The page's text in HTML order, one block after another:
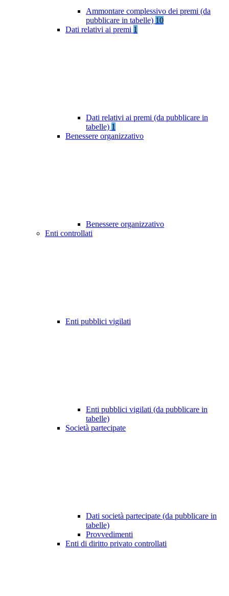
Ammontare complessivo dei premi (da
pubblicare in tabelle) 10
Dati relativi ai premi 1
Dati relativi ai premi (da pubblicare in
tabelle) 1
Benessere organizzativo
Benessere organizzativo
Enti controllati
Enti pubblici vigilati
Enti pubblici vigilati (da pubblicare in
tabelle)
Società partecipate
Dati società partecipate (da pubblicare in
tabelle)
Provvedimenti
Enti di diritto privato controllati